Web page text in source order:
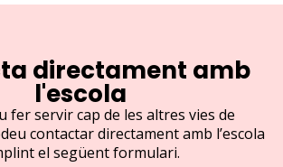
directament amb
l'escola
fer servir cap de les altres vies de
contactar directament amb l’escola
el següent formulari.